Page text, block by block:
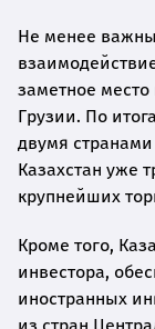
Не менее
заметное
Грузии. По
двумя
Казахстан уже
крупнейших
Кроме того,
инвестора,
иностранных